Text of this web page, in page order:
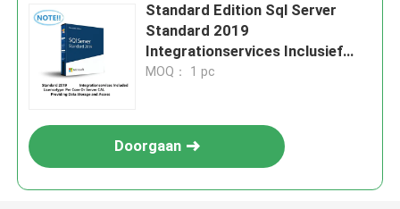
Standard Edition Sql Server
Standard 2019
Integrationservices Inclusief
Licentietype Per Core Of Server
MOQ： 1 pc
Doorgaan